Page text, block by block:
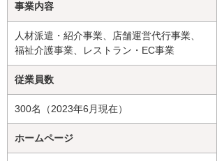
事業内容
人材派遣・紹介事業、店舗運営代行事業、
福祉介護事業、レストラン・EC事業
従業員数
300名（2023年6月現在）
ホームページ